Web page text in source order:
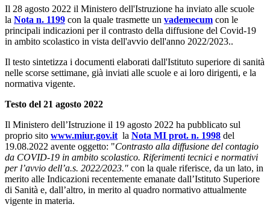
Il 28 agosto 2022 il Ministero dell'Istruzione ha inviato alle scuole
la Nota n. 1199 con la quale trasmette un vademecum con le
principali indicazioni per il contrasto della diffusione del Covid-19
in ambito scolastico in vista dell'avvio dell'anno 2022/2023..
Il testo sintetizza i documenti elaborati dall'Istituto superiore di sanità
nelle scorse settimane, già inviati alle scuole e ai loro dirigenti, e la
normativa vigente.
Testo del 21 agosto 2022
Il Ministero dell’Istruzione il 19 agosto 2022 ha pubblicato sul
proprio sito www.miur.gov.it la Nota MI prot. n. 1998 del
19.08.2022 avente oggetto: "Contrasto alla diffusione del contagio
da COVID-19 in ambito scolastico. Riferimenti tecnici e normativi
per l’avvio dell’a.s. 2022/2023." con la quale riferisce, da un lato, in
merito alle Indicazioni recentemente emanate dall’Istituto Superiore
di Sanità e, dall’altro, in merito al quadro normativo attualmente
vigente in materia.